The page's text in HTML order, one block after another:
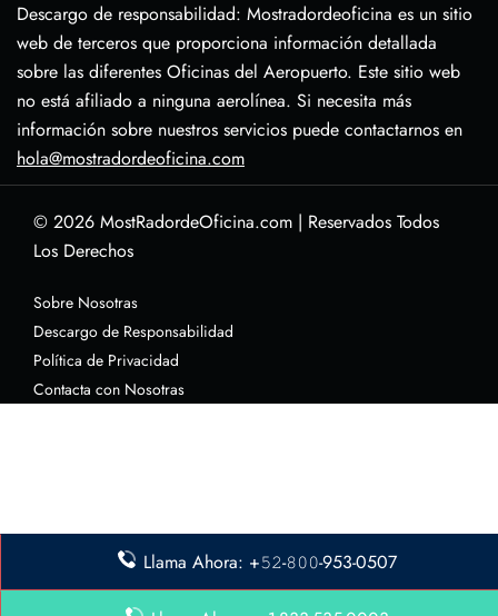
Descargo de responsabilidad: Mostradordeoficina es un sitio
web de terceros que proporciona información detallada
sobre las diferentes Oficinas del Aeropuerto. Este sitio web
no está afiliado a ninguna aerolínea. Si necesita más
información sobre nuestros servicios puede contactarnos en
hola@mostradordeoficina.com
© 2026 MostRadordeOficina.com | Reservados Todos
Los Derechos
Sobre Nosotras
Descargo de Responsabilidad
Política de Privacidad
Contacta con Nosotras
Llama Ahora: +𝟻𝟸-𝟾𝟶𝟶-953-0507